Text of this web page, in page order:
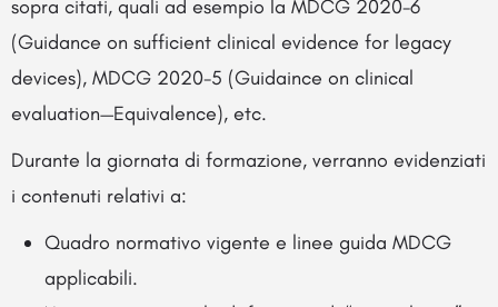
sopra citati, quali ad esempio la MDCG 2020-6
(Guidance on sufficient clinical evidence for legacy
devices), MDCG 2020-5 (Guidaince on clinical
evaluation—Equivalence), etc.
Durante la giornata di formazione, verranno evidenziati
i contenuti relativi a:
Quadro normativo vigente e linee guida MDCG
applicabili.